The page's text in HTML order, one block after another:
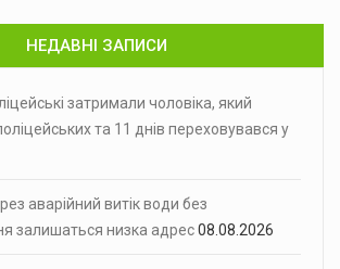
НЕДАВНІ ЗАПИСИ
затримали чоловіка, який
та 11 днів переховувався у
аварійний витік води без
залишаться низка адрес08.08.2026